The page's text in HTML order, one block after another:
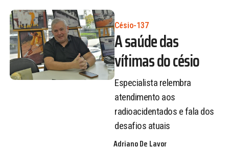
Césio-137
A saúde das
vítimas do césio
Especialista relembra
atendimento aos
radioacidentados e fala dos
desafios atuais
Adriano De Lavor